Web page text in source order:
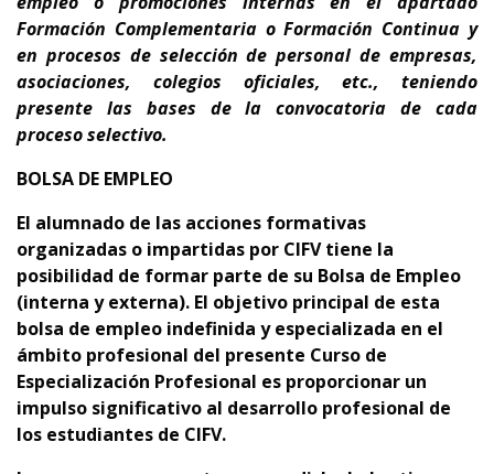
Formación Complementaria o Formación Continua y
en procesos de selección de personal de empresas,
asociaciones, colegios oficiales, etc., teniendo
presente las bases de la convocatoria de cada
proceso selectivo.
BOLSA DE EMPLEO
El alumnado de las acciones formativas
organizadas o impartidas por CIFV tiene la
posibilidad de formar parte de su Bolsa de Empleo
(interna y externa). El objetivo principal de esta
bolsa de empleo indefinida y especializada en el
ámbito profesional del presente Curso de
Especialización Profesional es proporcionar un
impulso significativo al desarrollo profesional de
los estudiantes de CIFV.